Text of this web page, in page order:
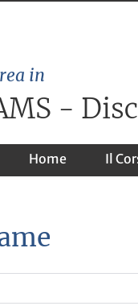
in
-
Home Il